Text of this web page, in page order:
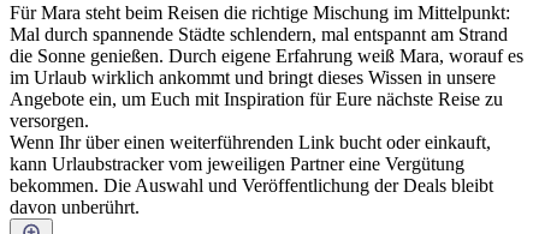
Für Mara steht beim Reisen die richtige Mischung im Mittelpunkt:
Mal durch spannende Städte schlendern, mal entspannt am Strand
die Sonne genießen. Durch eigene Erfahrung weiß Mara, worauf es
im Urlaub wirklich ankommt und bringt dieses Wissen in unsere
Angebote ein, um Euch mit Inspiration für Eure nächste Reise zu
versorgen.
Wenn Ihr über einen weiterführenden Link bucht oder einkauft,
kann Urlaubstracker vom jeweiligen Partner eine Vergütung
bekommen. Die Auswahl und Veröffentlichung der Deals bleibt
davon unberührt.